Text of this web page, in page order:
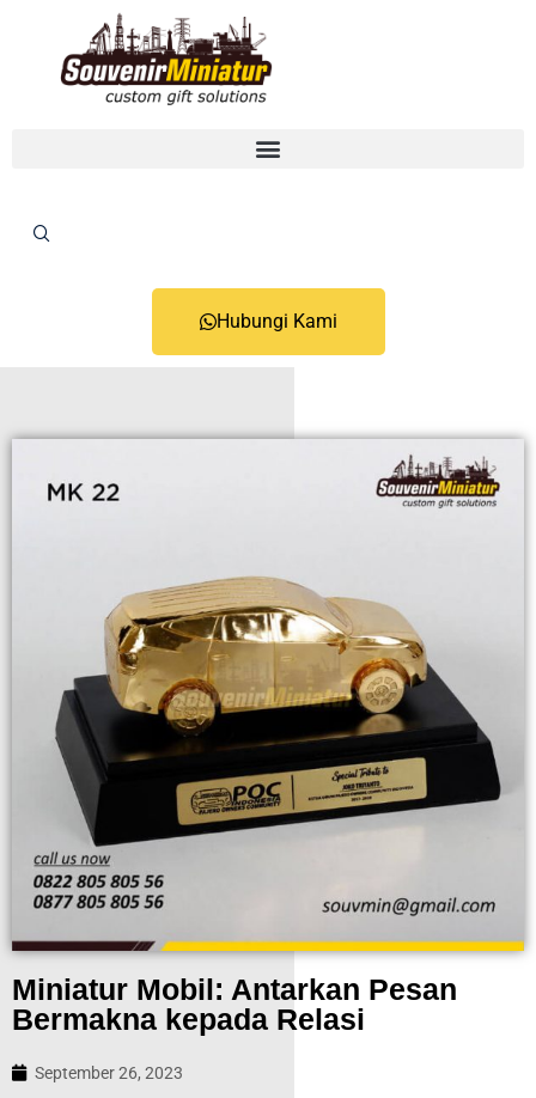
Hubungi Kami
Miniatur Mobil: Antarkan Pesan
Bermakna kepada Relasi
September 26, 2023